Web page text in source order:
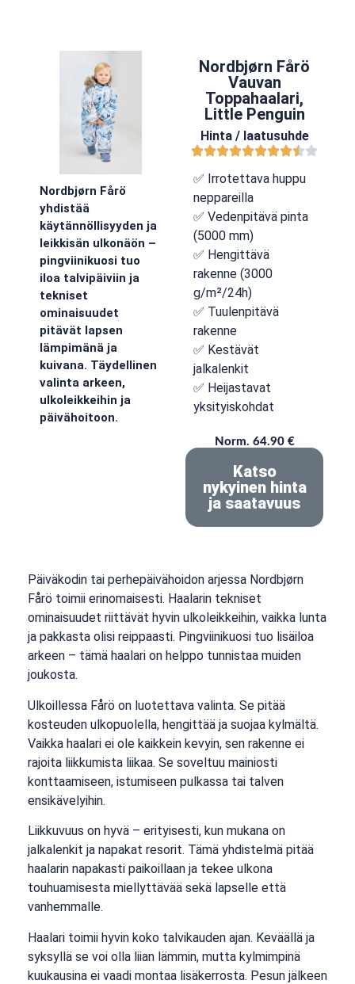
Nordbjørn Fårö
yhdistää
käytännöllisyyden ja
leikkisän ulkonäön –
pingviinikuosi tuo
iloa talvipäiviin ja
tekniset
ominaisuudet
pitävät lapsen
lämpimänä ja
kuivana. Täydellinen
valinta arkeen,
ulkoleikkeihin ja
päivähoitoon.
Nordbjørn Fårö
Vauvan
Toppahaalari,
Little Penguin
Hinta / laatusuhde
✅ Irrotettava huppu
neppareilla
✅ Vedenpitävä pinta
(5000 mm)
✅ Hengittävä
rakenne (3000
g/m²/24h)
✅ Tuulenpitävä
rakenne
✅ Kestävät
jalkalenkit
✅ Heijastavat
yksityiskohdat
Norm. 64.90 €
Katso
nykyinen hinta
ja saatavuus
Päiväkodin tai perhepäivähoidon arjessa Nordbjørn
Fårö toimii erinomaisesti. Haalarin tekniset
ominaisuudet riittävät hyvin ulkoleikkeihin, vaikka lunta
ja pakkasta olisi reippaasti. Pingviinikuosi tuo lisäiloa
arkeen – tämä haalari on helppo tunnistaa muiden
joukosta.
Ulkoillessa Fårö on luotettava valinta. Se pitää
kosteuden ulkopuolella, hengittää ja suojaa kylmältä.
Vaikka haalari ei ole kaikkein kevyin, sen rakenne ei
rajoita liikkumista liikaa. Se soveltuu mainiosti
konttaamiseen, istumiseen pulkassa tai talven
ensikävelyihin.
Liikkuvuus on hyvä – erityisesti, kun mukana on
jalkalenkit ja napakat resorit. Tämä yhdistelmä pitää
haalarin napakasti paikoillaan ja tekee ulkona
touhuamisesta miellyttävää sekä lapselle että
vanhemmalle.
Haalari toimii hyvin koko talvikauden ajan. Keväällä ja
syksyllä se voi olla liian lämmin, mutta kylmimpinä
kuukausina ei vaadi montaa lisäkerrosta. Pesun jälkeen